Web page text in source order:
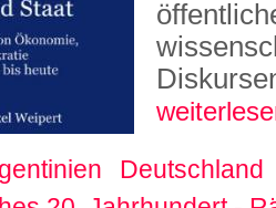
Deutschland